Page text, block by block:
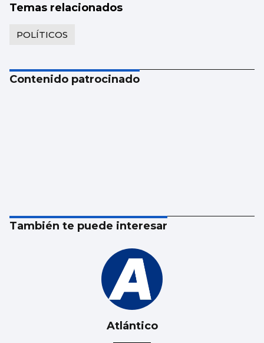
Temas relacionados
POLÍTICOS
Contenido patrocinado
También te puede interesar
Atlántico